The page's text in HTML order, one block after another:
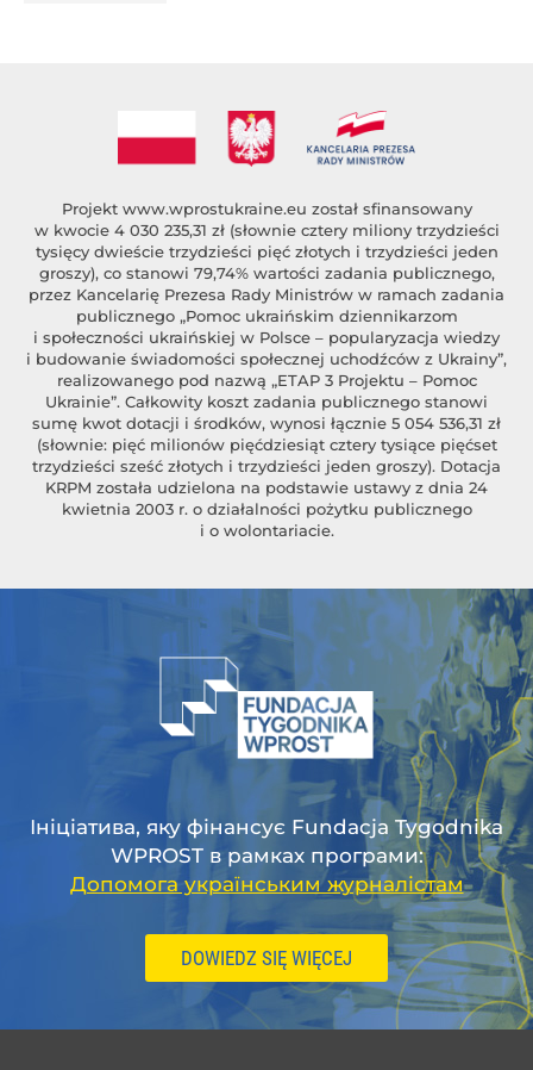
Projekt www.wprostukraine.eu został sfinansowany
w kwocie 4 030 235,31 zł (słownie cztery miliony trzydzieści
tysięcy dwieście trzydzieści pięć złotych i trzydzieści jeden
groszy), co stanowi 79,74% wartości zadania publicznego,
przez Kancelarię Prezesa Rady Ministrów w ramach zadania
publicznego „Pomoc ukraińskim dziennikarzom
i społeczności ukraińskiej w Polsce – popularyzacja wiedzy
i budowanie świadomości społecznej uchodźców z Ukrainy”,
realizowanego pod nazwą „ETAP 3 Projektu – Pomoc
Ukrainie”. Całkowity koszt zadania publicznego stanowi
sumę kwot dotacji i środków, wynosi łącznie 5 054 536,31 zł
(słownie: pięć milionów pięćdziesiąt cztery tysiące pięćset
trzydzieści sześć złotych i trzydzieści jeden groszy). Dotacja
KRPM została udzielona na podstawie ustawy z dnia 24
kwietnia 2003 r. o działalności pożytku publicznego
i o wolontariacie.
Ініціатива, яку фінансує Fundacja Tygodnika
WPROST в рамках програми:
Допомога українським журналістам
DOWIEDZ SIĘ WIĘCEJ